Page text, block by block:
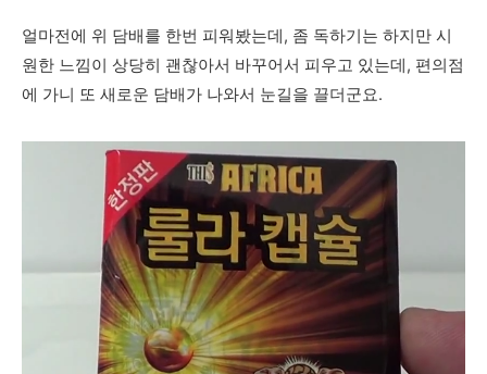
얼마전에 위 담배를 한번 피워봤는데, 좀 독하기는 하지만 시
원한 느낌이 상당히 괜찮아서 바꾸어서 피우고 있는데, 편의점
에 가니 또 새로운 담배가 나와서 눈길을 끌더군요.